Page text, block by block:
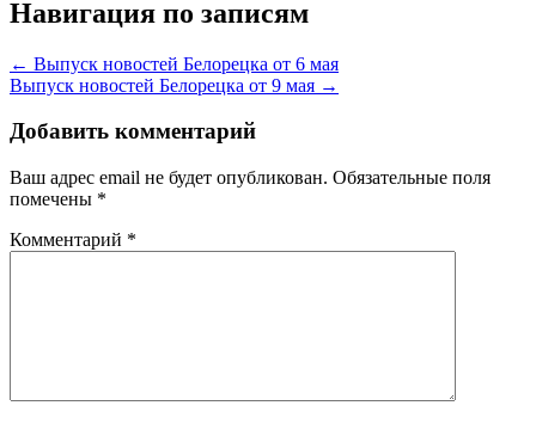
Навигация по записям
← Выпуск новостей Белорецка от 6 мая
Выпуск новостей Белорецка от 9 мая →
Добавить комментарий
Ваш адрес email не будет опубликован. Обязательные поля
помечены *
Комментарий *